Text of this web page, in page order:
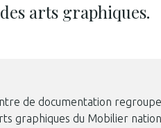
arts graphiques.
de documentation
graphiques du Mobilier